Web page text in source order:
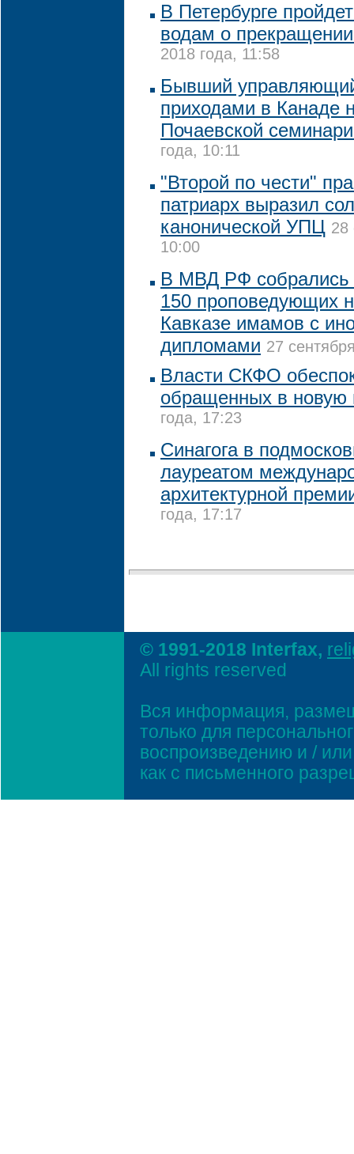
В Петербурге
водам о
2018 года, 11:58
Бывший
приходами в Канаде
Почаевской
года, 10:11
"Второй по чести"
патриарх выразил
канонической УПЦ 28
10:00
В МВД РФ собрались
150 проповедующих
Кавказе имамов с
дипломами 27
Власти СКФО
обращенных в новую
года, 17:23
Синагога в
лауреатом
архитектурной
года, 17:17
© 1991-2018 Interfax,
All rights reserved
Вся информация,
только для
воспроизведению и /
как с письменного